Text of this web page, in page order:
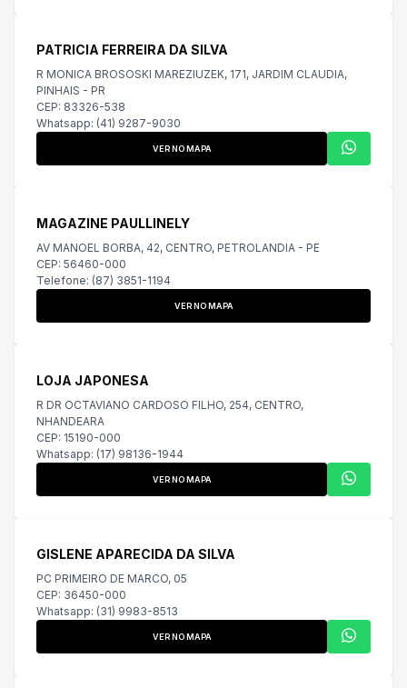
PATRICIA FERREIRA DA SILVA
R MONICA BROSOSKI MAREZIUZEK, 171, JARDIM CLAUDIA,
PINHAIS - PR
CEP: 83326-538
Whatsapp: (41) 9287-9030
VER NO MAPA
MAGAZINE PAULLINELY
AV MANOEL BORBA, 42, CENTRO, PETROLANDIA - PE
CEP: 56460-000
Telefone: (87) 3851-1194
VER NO MAPA
LOJA JAPONESA
R DR OCTAVIANO CARDOSO FILHO, 254, CENTRO,
NHANDEARA
CEP: 15190-000
Whatsapp: (17) 98136-1944
VER NO MAPA
GISLENE APARECIDA DA SILVA
PC PRIMEIRO DE MARCO, 05
CEP: 36450-000
Whatsapp: (31) 9983-8513
VER NO MAPA